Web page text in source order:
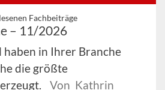
Fachbeiträge
– 11/2026
haben in Ihrer Branche
die größte
Von Kathrin